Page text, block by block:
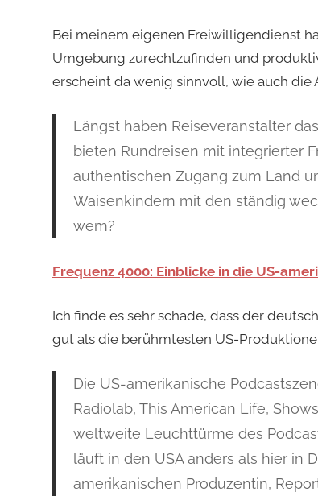
Bei meinem eigenen Freiwilligendienst
Umgebung zurechtzufinden und
erscheint da wenig sinnvoll, wie auch die
Längst haben Reiseveranstalter
bieten Rundreisen mit integrierter
authentischen Zugang zum Land
Waisenkindern mit den ständig
wem?
Frequenz 4000: Einblicke in die US-
Ich finde es sehr schade, dass der
gut als die berühmtesten US-
Die US-amerikanische
Radiolab, This American Life,
weltweite Leuchttürme des
läuft in den USA anders als hier in
amerikanischen Produzentin,